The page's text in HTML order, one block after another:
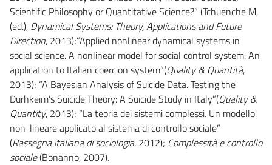
Scientific Philosophy or Quantitative Science?” (Tchuenche M.
(ed.), Dynamical Systems: Theory, Applications and Future
Direction, 2013);”Applied nonlinear dynamical systems in
social science. A nonlinear model for social control system: An
application to Italian coercion system”(Quality & Quantità,
2013); “A Bayesian Analysis of Suicide Data. Testing the
Durhkeim’s Suicide Theory: A Suicide Study in Italy”(Quality &
Quantity, 2013); “La teoria dei sistemi complessi. Un modello
non-lineare applicato al sistema di controllo sociale”
(Rassegna italiana di sociologia, 2012); Complessità e controllo
sociale(Bonanno, 2007).